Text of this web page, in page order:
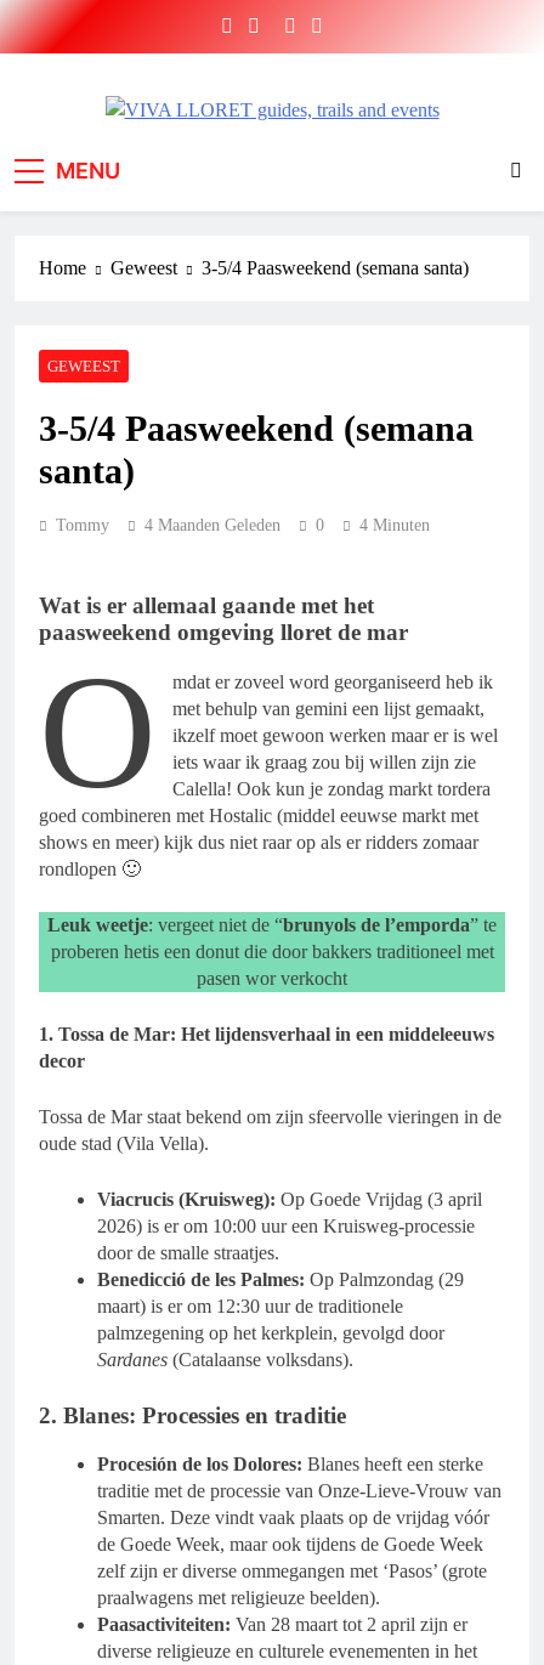
Ga
naar
MENU
Home Geweest 3-5/4 Paasweekend (semana santa)
GEWEEST
3-5/4 Paasweekend (semana
santa)
Tommy 4 Maanden Geleden 0 4 Minuten
Wat is er allemaal gaande met het
paasweekend omgeving lloret de mar
O
mdat er zoveel word georganiseerd heb ik
met behulp van gemini een lijst gemaakt,
ikzelf moet gewoon werken maar er is wel
iets waar ik graag zou bij willen zijn zie
Calella! Ook kun je zondag markt tordera
goed combineren met Hostalic (middel eeuwse markt met
shows en meer) kijk dus niet raar op als er ridders zomaar
rondlopen 🙂
Leuk weetje: vergeet niet de “brunyols de l’emporda” te
proberen hetis een donut die door bakkers traditioneel met
pasen wor verkocht
1. Tossa de Mar: Het lijdensverhaal in een middeleeuws
decor
​Tossa de Mar staat bekend om zijn sfeervolle vieringen in de
oude stad (Vila Vella).
Viacrucis (Kruisweg): Op Goede Vrijdag (3 april
2026) is er om 10:00 uur een Kruisweg-processie
door de smalle straatjes.
Benedicció de les Palmes: Op Palmzondag (29
maart) is er om 12:30 uur de traditionele
palmzegening op het kerkplein, gevolgd door
Sardanes (Catalaanse volksdans).
​2. Blanes: Processies en traditie
Procesión de los Dolores: Blanes heeft een sterke
traditie met de processie van Onze-Lieve-Vrouw van
Smarten. Deze vindt vaak plaats op de vrijdag vóór
de Goede Week, maar ook tijdens de Goede Week
zelf zijn er diverse ommegangen met ‘Pasos’ (grote
praalwagens met religieuze beelden).
Paasactiviteiten: Van 28 maart tot 2 april zijn er
diverse religieuze en culturele evenementen in het